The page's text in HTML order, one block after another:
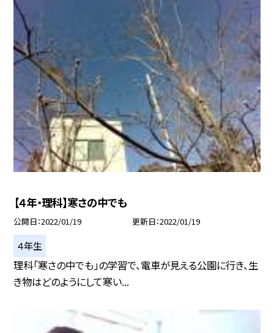
【４年・理科】寒さの中でも
公開日 2022/01/19 更新日 2022/01/19
４年生
理科「寒さの中でも」の学習で、電車が見える公園に行き、生
き物はどのようにして寒い...